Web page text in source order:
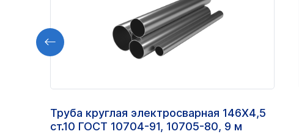
Труба круглая электросварная 146Х4,5
ст.10 ГОСТ 10704-91, 10705-80, 9 м